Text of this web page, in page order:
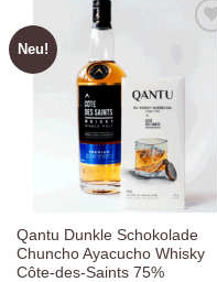
Neu!
hinzufügen
Qantu Dunkle Schokolade
Chuncho Ayacucho Whisky
Côte-des-Saints 75%